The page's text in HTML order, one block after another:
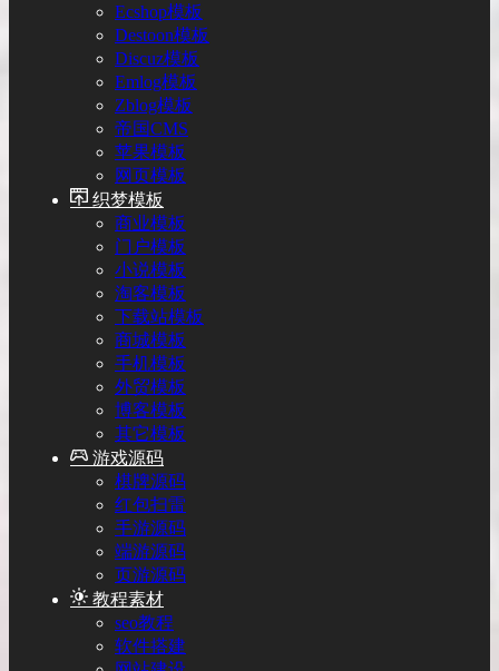
Ecshop模板
Destoon模板
Discuz模板
Emlog模板
Zblog模板
帝国CMS
苹果模板
网页模板
织梦模板
商业模板
门户模板
小说模板
淘客模板
下载站模板
商城模板
手机模板
外贸模板
博客模板
其它模板
游戏源码
棋牌源码
红包扫雷
手游源码
端游源码
页游源码
教程素材
seo教程
软件搭建